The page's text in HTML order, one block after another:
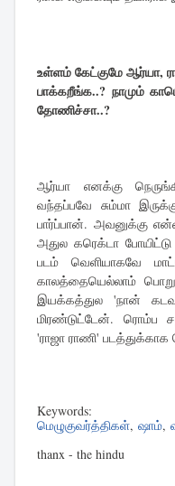
உள்ளம் கேட்குமே ஆர்யா,
பாக்கறீங்க..? நாமும்
தோணிச்சா..?
ஆர்யா எனக்கு
வந்தப்பவே சும்மா
பார்ப்பான். அவனுக்கு
அதுல கரெக்டா
படம் வெளியாகவே
காலத்தையெல்லாம்
இயக்கத்துல 'நான்
மிரண்டுட்டேன். ரொம்ப
'ராஜா ராணி'
மெழுகுவர்த்திகள், ஷாம்,
thanx - the hindu